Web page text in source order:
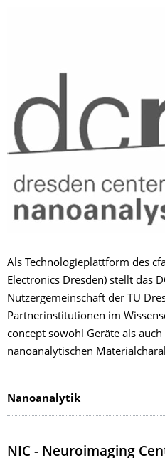
Als Technologieplattform des
Electronics Dresden) stellt das
Nutzergemeinschaft der TU
Partnerinstitutionen im
concept sowohl Geräte als
nanoanalytischen
Nanoanalytik
NIC - Neuroimaging